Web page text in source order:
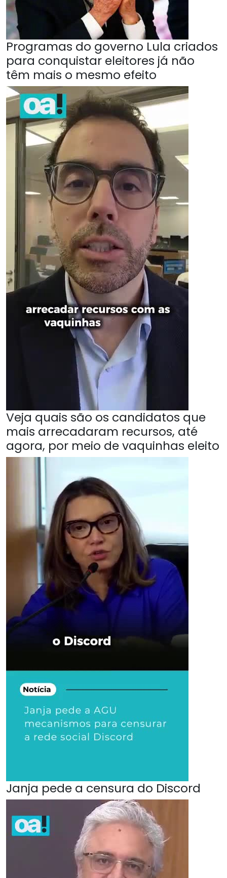
Programas do governo Lula criados
para conquistar eleitores já não
têm mais o mesmo efeito
Veja quais são os candidatos que
mais arrecadaram recursos, até
agora, por meio de vaquinhas eleito
Janja pede a censura do Discord